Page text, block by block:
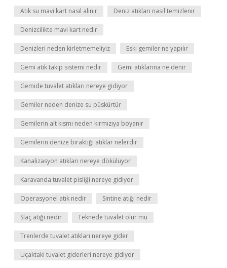
Atık su mavi kart nasıl alınır Deniz atıkları nasıl temizlenir
Denizcilikte mavi kart nedir
Denizleri neden kirletmemeliyiz Eski gemiler ne yapılır
Gemi atık takip sistemi nedir Gemi atıklarına ne denir
Gemide tuvalet atıkları nereye gidiyor
Gemiler neden denize su püskürtür
Gemilerin alt kısmı neden kırmızıya boyanır
Gemilerin denize bıraktığı atıklar nelerdir
Kanalizasyon atıkları nereye dökülüyor
Karavanda tuvalet pisliği nereye gidiyor
Operasyonel atık nedir Sintine atığı nedir
Slaç atığı nedir Teknede tuvalet olur mu
Trenlerde tuvalet atıkları nereye gider
Uçaktaki tuvalet giderleri nereye gidiyor